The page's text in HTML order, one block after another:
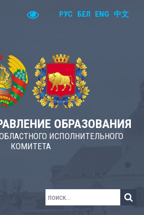
РУС БЕЛ ENG 中文
ОБРАЗОВАНИЯ
ИСПОЛНИТЕЛЬНОГО
КОМИТЕТА